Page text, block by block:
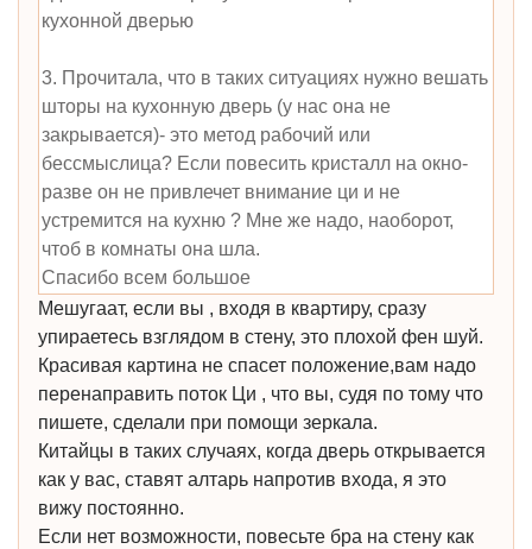
кухонной дверью
3. Прочитала, что в таких ситуациях нужно вешать
шторы на кухонную дверь (у нас она не
закрывается)- это метод рабочий или
бессмыслица? Если повесить кристалл на окно-
разве он не привлечет внимание ци и не
устремится на кухню ? Мне же надо, наоборот,
чтоб в комнаты она шла.
Спасибо всем большое
Мешугаат, если вы , входя в квартиру, сразу
упираетесь взглядом в стену, это плохой фен шуй.
Красивая картина не спасет положение,вам надо
перенаправить поток Ци , что вы, судя по тому что
пишете, сделали при помощи зеркала.
Китайцы в таких случаях, когда дверь открывается
как у вас, ставят алтарь напротив входа, я это
вижу постоянно.
Если нет возможности, повесьте бра на стену как